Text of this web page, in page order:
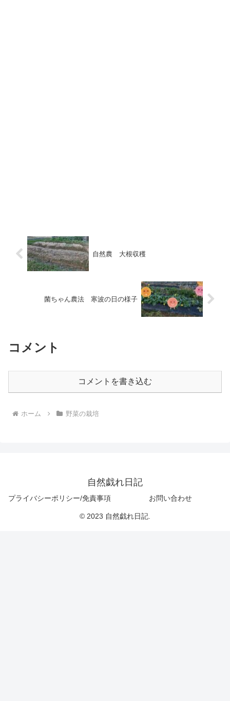
自然農 大根収穫
菌ちゃん農法 寒波の日の様子
コメント
コメントを書き込む
ホーム 野菜の栽培
自然戯れ日記
プライバシーポリシー/免責事項 お問い合わせ
© 2023 自然戯れ日記.